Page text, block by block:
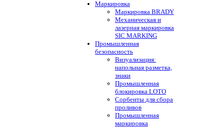
Маркировка
Маркировка BRADY
Механическая и
лазерная маркировка
SIC MARKING
Промышленная
безопасность
Визуализация:
напольная разметка,
знаки
Промышленная
блокировка LOTO
Сорбенты для сбора
проливов
Промышленная
маркировка